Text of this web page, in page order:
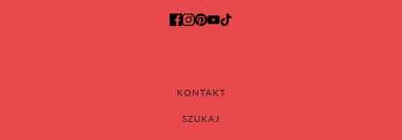
KONTAKT
SZUKAJ